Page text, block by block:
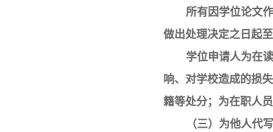
所有因学位论文
做出处理决定之日起
学位申请人为在
响、对学校造成的损
籍等处分；为在职人
（三）为他人代